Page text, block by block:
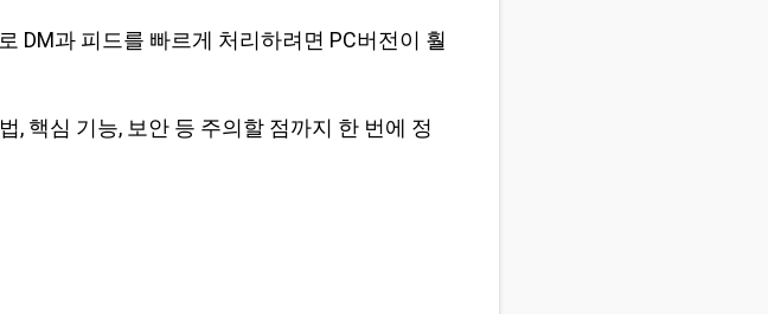
DM과 피드를 빠르게 처리하려면 PC버전이 훨
, 핵심 기능, 보안 등 주의할 점까지 한 번에 정